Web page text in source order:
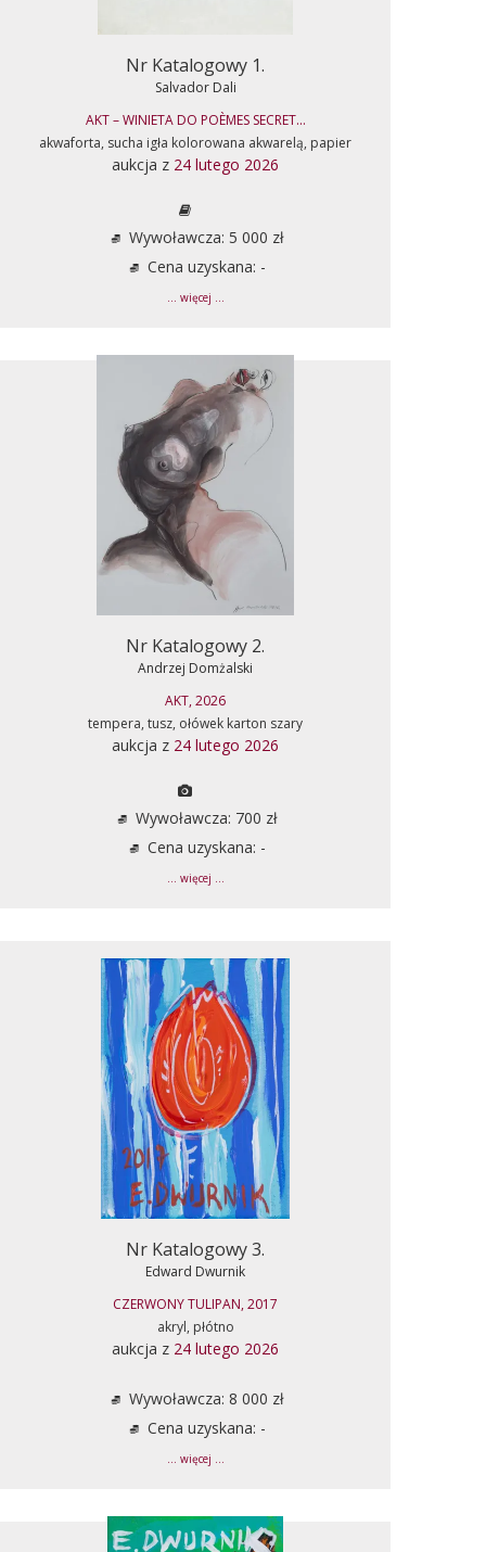
Nr Katalogowy 1.
Salvador Dali
AKT – WINIETA DO POÈMES SECRET...
akwaforta, sucha igła kolorowana akwarelą, papier
aukcja z 24 lutego 2026
Wywoławcza: 5 000 zł
Cena uzyskana: -
... więcej ...
Nr Katalogowy 2.
Andrzej Domżalski
AKT, 2026
tempera, tusz, ołówek karton szary
aukcja z 24 lutego 2026
Wywoławcza: 700 zł
Cena uzyskana: -
... więcej ...
Nr Katalogowy 3.
Edward Dwurnik
CZERWONY TULIPAN, 2017
akryl, płótno
aukcja z 24 lutego 2026
Wywoławcza: 8 000 zł
Cena uzyskana: -
... więcej ...